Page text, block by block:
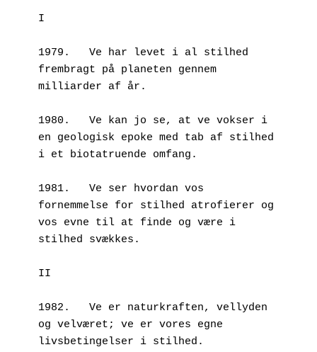
I
1979.	Ve har levet i al stilhed
frembragt på planeten gennem
milliarder af år.
1980.	Ve kan jo se, at ve vokser i
en geologisk epoke med tab af stilhed
i et biotatruende omfang.
1981.	Ve ser hvordan vos
fornemmelse for stilhed atrofierer og
vos evne til at finde og være i
stilhed svækkes.
II
1982.	Ve er naturkraften, vellyden
og velværet; ve er vores egne
livsbetingelser i stilhed.